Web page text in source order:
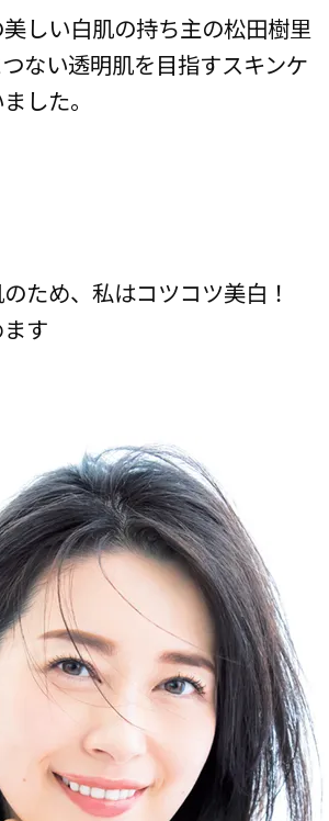
しい白肌の持ち主の松田樹里
ない透明肌を目指すスキンケ
した。
ため、私はコツコツ美白！
す